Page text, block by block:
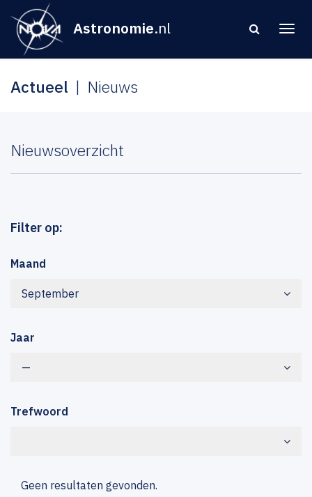
Astronomie.nl
Actueel Nieuws
Nieuwsoverzicht
Filter op:
Maand
September
Jaar
—
Trefwoord
Geen resultaten gevonden.